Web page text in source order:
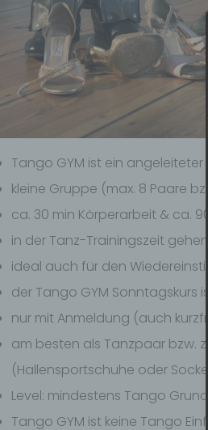
Tango GYM ist ein
kleine Gruppe (max. 8 Paare
ca. 30 min Körperarbeit & ca.
in der Tanz-Trainingszeit
ideal auch für den
der Tango GYM Sonntagskurs
nur mit Anmeldung (auch
am besten als Tanzpaar bzw.
(Hallensportschuhe oder
Level: mindestens Tango
Tango GYM ist keine Tango